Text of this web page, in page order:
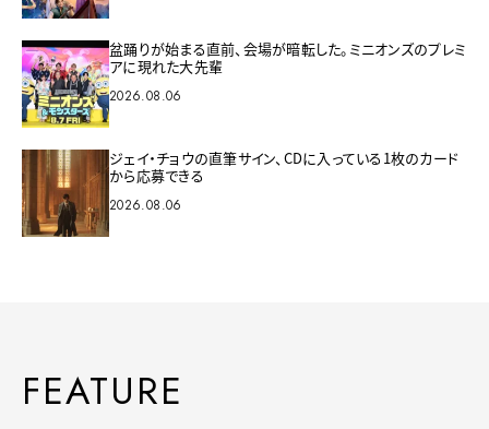
盆踊りが始まる直前、会場が暗転した。ミニオンズのプレミ
アに現れた大先輩
2026.08.06
ジェイ・チョウの直筆サイン、CDに入っている1枚のカード
から応募できる
2026.08.06
FEATURE